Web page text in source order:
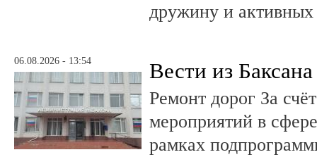
дружину и
06.08.2026 - 13:54 Вести из Баксана
Ремонт дорог За
мероприятий в
рамках